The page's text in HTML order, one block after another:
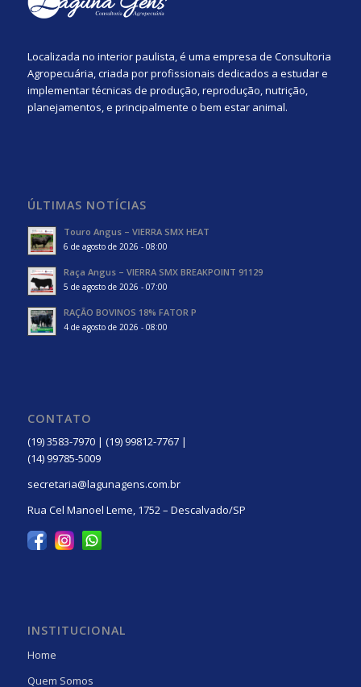
Localizada no interior paulista, é uma empresa de Consultoria
Agropecuária, criada por profissionais dedicados a estudar e
implementar técnicas de produção, reprodução, nutrição,
planejamentos, e principalmente o bem estar animal.
ÚLTIMAS NOTÍCIAS
Touro Angus – VIERRA SMX HEAT
6 de agosto de 2026 - 08:00
Raça Angus – VIERRA SMX BREAKPOINT 91129
5 de agosto de 2026 - 07:00
RAÇÃO BOVINOS 18% FATOR P
4 de agosto de 2026 - 08:00
CONTATO
(19) 3583-7970 | (19) 99812-7767 |
(14) 99785-5009
secretaria@lagunagens.com.br
Rua Cel Manoel Leme, 1752 – Descalvado/SP
INSTITUCIONAL
Home
Quem Somos